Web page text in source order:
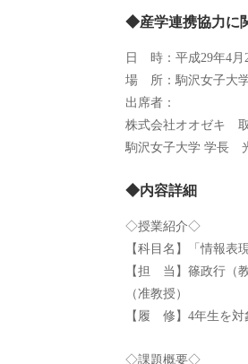
◆産学連携協力に
日 時：平成29年4月
場 所：駒沢女子大
出席者：
株式会社オオゼキ
駒沢女子大学 学長
◆内容詳細
◇授業紹介◇
【科目名】「情報表
【担 当】篠政行（
（准教授）
【履 修】4年生を対
◇課題概要◇